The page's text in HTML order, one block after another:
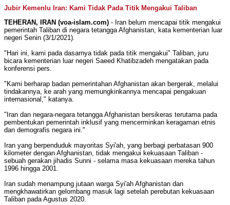
Jubir Kemenlu Iran: Kami Tidak Pada Titik Mengakui Taliban
TEHERAN, IRAN (voa-islam.com) - Iran belum mencapai titik mengakui
pemerintah Taliban di negara tetangga Afghanistan, kata kementerian luar
negeri Senin (3/1/2021).
"Hari ini, kami pada dasarnya tidak pada titik mengakui" Taliban, juru
bicara kementerian luar negeri Saeed Khatibzadeh mengatakan pada
konferensi pers.
"Kami berharap badan pemerintahan Afghanistan akan bergerak, melalui
tindakannya, ke arah yang memungkinkannya mencapai pengakuan
internasional," katanya.
"Iran dan negara-negara tetangga Afghanistan bersikeras terutama pada
pembentukan pemerintah inklusif yang mencerminkan keragaman etnis
dan demografis negara ini."
Iran yang berpenduduk mayoritas Syi'ah, yang berbagi perbatasan 900
kilometer dengan Afghanistan, tidak mengakui kekuasaan Taliban -
sebuah gerakan jihadis Sunni - selama masa kekuasaan mereka tahun
1996 hingga 2001.
Iran sudah menampung jutaan warga Syi'ah Afghanistan dan
mengkhawatirkan gelombang masuk lagi setelah perebutan kekuasaan
Taliban pada Agustus 2020.